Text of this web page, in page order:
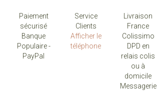
Paiement
sécurisé
Banque
Populaire -
PayPal
Service
Clients
Afficher le
téléphone
Livraison
France
Colissimo
DPD en
relais colis
ou à
domicile
Messagerie